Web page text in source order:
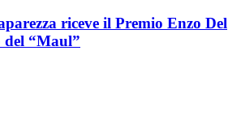
riceve il Premio Enzo Del
del “Maul”